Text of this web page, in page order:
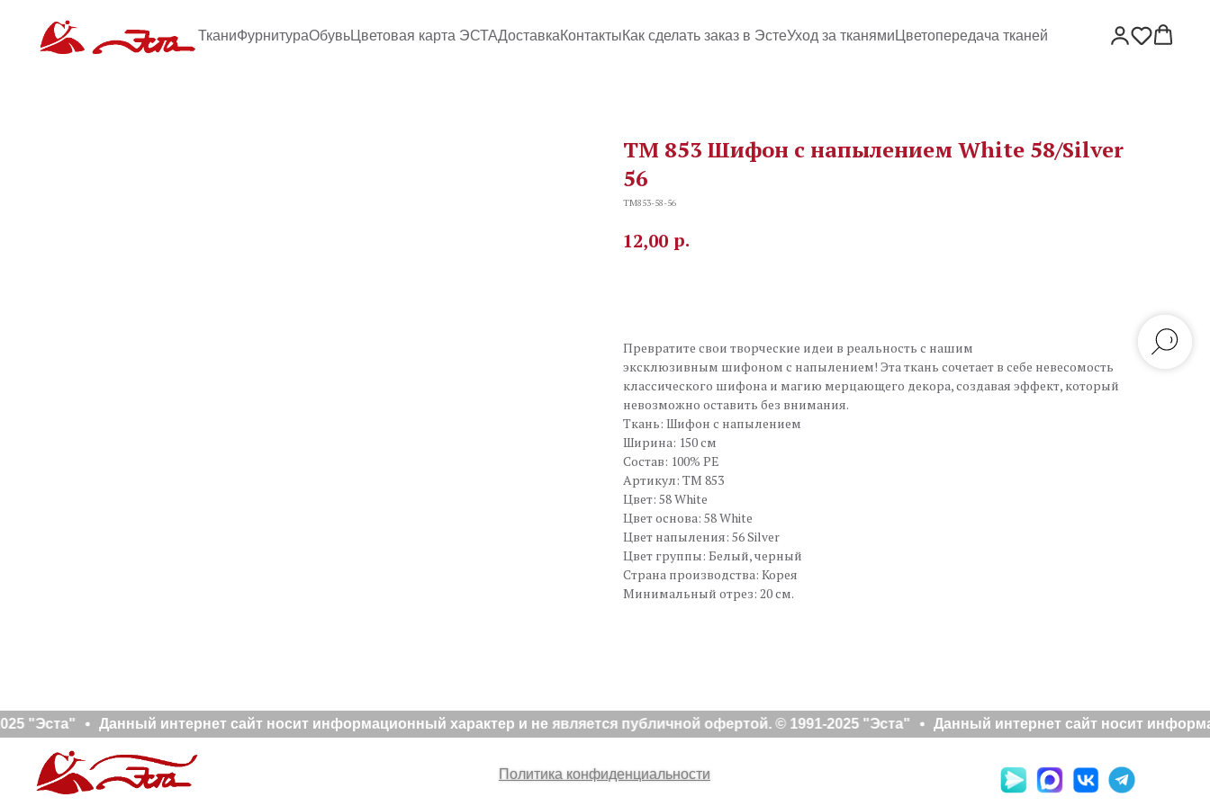
ТканиФурнитураОбувьЦветовая карта ЭСТАДоставкаКонтактыКак сделать заказ в ЭстеУход за тканями Цветопередача тканей
TM 853 Шифон с напылением White 58/Silver
56
TM853-58-56
12,00 р.
Превратите свои творческие идеи в реальность с нашим
эксклюзивным шифоном с напылением! Эта ткань сочетает в себе невесомость
классического шифона и магию мерцающего декора, создавая эффект, который
невозможно оставить без внимания.
Ткань: Шифон с напылением
Ширина: 150 см
Состав: 100% PE
Артикул: TM 853
Цвет: 58 White
Цвет основа: 58 White
Цвет напыления: 56 Silver
Цвет группы: Белый, черный
Страна производства: Корея
Минимальный отрез: 20 см.
"Эста" Данный интернет сайт носит информационный характер и не является публичной офертой. © 1991-2025 "Эста" Данный интернет сайт носит
Политика конфиденциальности